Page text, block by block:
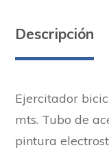
Descripción
Ejercitador
mts. Tubo de
pintura